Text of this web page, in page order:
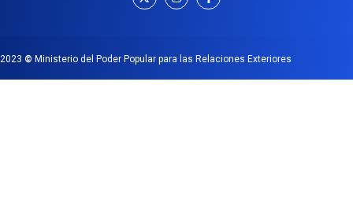
2023 © Ministerio del Poder Popular para las Relaciones Exteriores